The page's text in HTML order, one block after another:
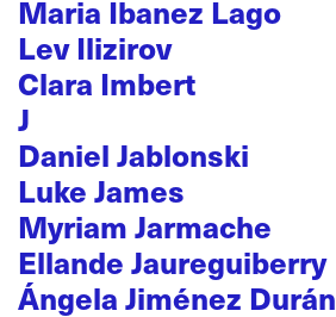
Maria Ibanez Lago
Lev Ilizirov
Clara Imbert
J
Daniel Jablonski
Luke James
Myriam Jarmache
Ellande Jaureguiberry
Ángela Jiménez Durán